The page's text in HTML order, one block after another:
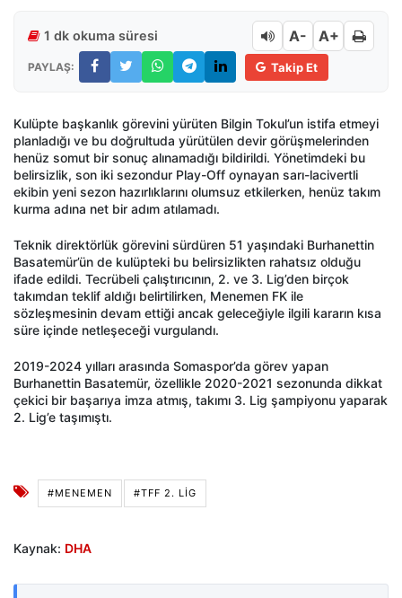
1 dk okuma süresi A- A+
PAYLAŞ: Takip Et
Kulüpte başkanlık görevini yürüten Bilgin Tokul’un istifa etmeyi
planladığı ve bu doğrultuda yürütülen devir görüşmelerinden
henüz somut bir sonuç alınamadığı bildirildi. Yönetimdeki bu
belirsizlik, son iki sezondur Play-Off oynayan sarı-lacivertli
ekibin yeni sezon hazırlıklarını olumsuz etkilerken, henüz takım
kurma adına net bir adım atılamadı.
Teknik direktörlük görevini sürdüren 51 yaşındaki Burhanettin
Basatemür’ün de kulüpteki bu belirsizlikten rahatsız olduğu
ifade edildi. Tecrübeli çalıştırıcının, 2. ve 3. Lig’den birçok
takımdan teklif aldığı belirtilirken, Menemen FK ile
sözleşmesinin devam ettiği ancak geleceğiyle ilgili kararın kısa
süre içinde netleşeceği vurgulandı.
2019-2024 yılları arasında Somaspor’da görev yapan
Burhanettin Basatemür, özellikle 2020-2021 sezonunda dikkat
çekici bir başarıya imza atmış, takımı 3. Lig şampiyonu yaparak
2. Lig’e taşımıştı.
#MENEMEN #TFF 2. LIG
Kaynak: DHA